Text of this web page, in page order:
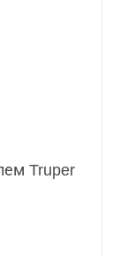
Truper